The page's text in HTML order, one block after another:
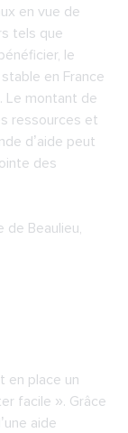
en vue de
tels que
le
en France
Le montant de
ressources et
d’aide peut
des
de Beaulieu,
en place un
facile ». Grâce
aide